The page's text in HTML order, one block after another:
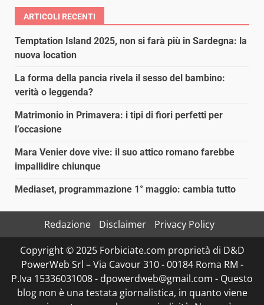
ARTICOLI RECENTI
Temptation Island 2025, non si farà più in Sardegna: la
nuova location
La forma della pancia rivela il sesso del bambino:
verità o leggenda?
Matrimonio in Primavera: i tipi di fiori perfetti per
l’occasione
Mara Venier dove vive: il suo attico romano farebbe
impallidire chiunque
Mediaset, programmazione 1° maggio: cambia tutto
Redazione Disclaimer
Privacy Policy
Copyright © 2025 Forbiciate.com proprietà di D&D
PowerWeb Srl – Via Cavour 310 - 00184 Roma RM -
P.Iva 15336031008 - dpowerdweb@gmail.com - Questo
blog non è una testata giornalistica, in quanto viene